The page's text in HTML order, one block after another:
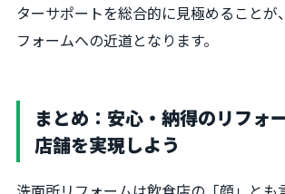
ターサポートを総合的に見極めることが
フォームへの近道となります。
まとめ：安心・納得のリフォ
店舗を実現しよう